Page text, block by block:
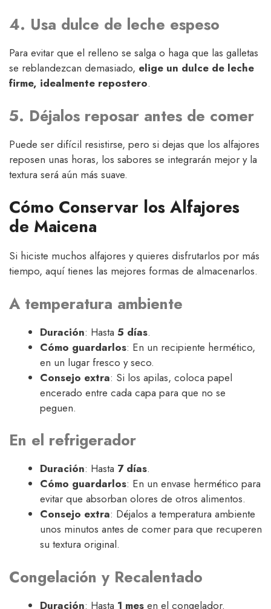
4. Usa dulce de leche espeso
Para evitar que el relleno se salga o haga que las galletas
se reblandezcan demasiado, elige un dulce de leche
firme, idealmente repostero.
5. Déjalos reposar antes de comer
Puede ser difícil resistirse, pero si dejas que los alfajores
reposen unas horas, los sabores se integrarán mejor y la
textura será aún más suave.
Cómo Conservar los Alfajores
de Maicena
Si hiciste muchos alfajores y quieres disfrutarlos por más
tiempo, aquí tienes las mejores formas de almacenarlos.
A temperatura ambiente
Duración: Hasta 5 días.
Cómo guardarlos: En un recipiente hermético,
en un lugar fresco y seco.
Consejo extra: Si los apilas, coloca papel
encerado entre cada capa para que no se
peguen.
En el refrigerador
Duración: Hasta 7 días.
Cómo guardarlos: En un envase hermético para
evitar que absorban olores de otros alimentos.
Consejo extra: Déjalos a temperatura ambiente
unos minutos antes de comer para que recuperen
su textura original.
Congelación y Recalentado
Duración: Hasta 1 mes en el congelador.